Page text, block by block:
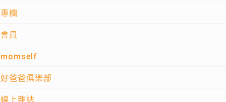
專欄
會員
momself
好爸爸俱樂部
線上雜誌